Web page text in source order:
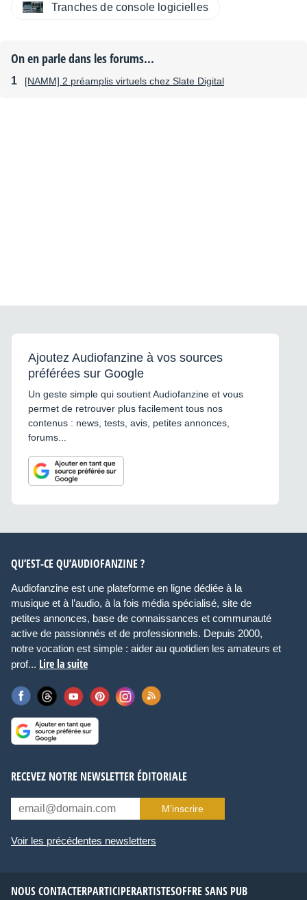
Tranches de console logicielles
On en parle dans les forums...
[NAMM] 2 préamplis virtuels chez Slate Digital
Ajoutez Audiofanzine à vos sources
préférées sur Google
Un geste simple qui soutient Audiofanzine et vous
permet de retrouver plus facilement tous nos
contenus : news, tests, avis, petites annonces,
forums...
QU’EST-CE QU’AUDIOFANZINE ?
Audiofanzine est une plateforme en ligne dédiée à la
musique et à l’audio, à la fois média spécialisé, site de
petites annonces, base de connaissances et communauté
active de passionnés et de professionnels. Depuis 2000,
notre vocation est simple : aider au quotidien les amateurs et
prof... Lire la suite
RECEVEZ NOTRE NEWSLETTER ÉDITORIALE
M’inscrire
Voir les précédentes newsletters
NOUS CONTACTERPARTICIPERARTISTESOFFRE SANS PUB